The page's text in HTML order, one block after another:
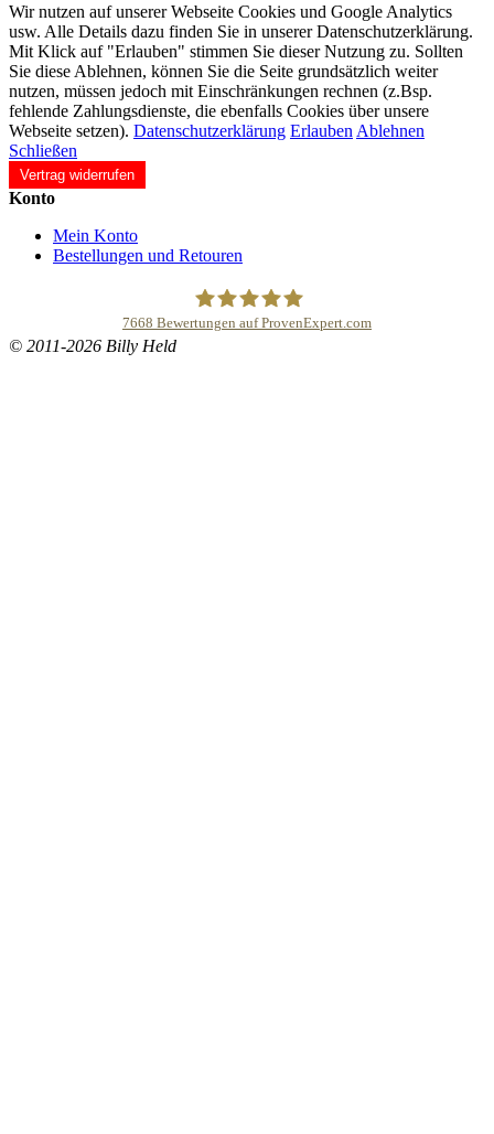
Wir nutzen auf unserer Webseite Cookies und Google Analytics
usw. Alle Details dazu finden Sie in unserer Datenschutzerklärung.
Mit Klick auf "Erlauben" stimmen Sie dieser Nutzung zu. Sollten
Sie diese Ablehnen, können Sie die Seite grundsätzlich weiter
nutzen, müssen jedoch mit Einschränkungen rechnen (z.Bsp.
fehlende Zahlungsdienste, die ebenfalls Cookies über unsere
Webseite setzen). Datenschutzerklärung Erlauben Ablehnen
Schließen
Vertrag widerrufen
Konto
Mein Konto
Bestellungen und Retouren
7668 Bewertungen auf ProvenExpert.com
© 2011-2026 Billy Held